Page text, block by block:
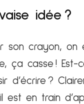
idée ?
son crayon, on
ça casse !
?
est en train